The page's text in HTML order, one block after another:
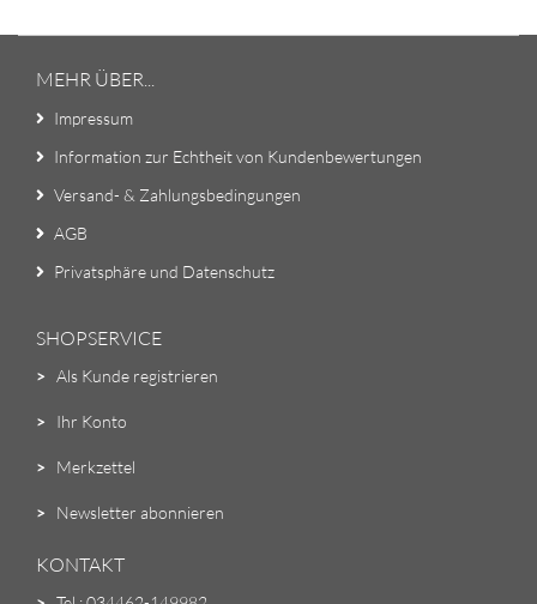
MEHR ÜBER...
Impressum
Information zur Echtheit von Kundenbewertungen
Versand- & Zahlungsbedingungen
AGB
Privatsphäre und Datenschutz
SHOPSERVICE
> Als Kunde registrieren
> Ihr Konto
> Merkzettel
> Newsletter abonnieren
KONTAKT